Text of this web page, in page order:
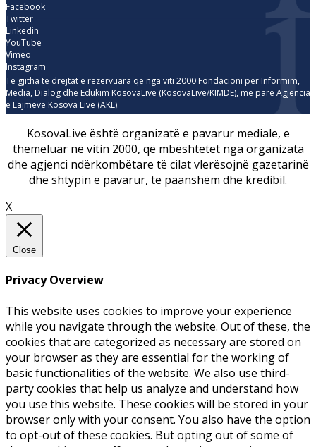
Facebook
Twitter
Linkedin
YouTube
Vimeo
Instagram
Të gjitha të drejtat e rezervuara që nga viti 2000 Fondacioni për Informim,
Media, Dialog dhe Edukim KosovaLive (KosovaLive/KIMDE), më parë Agjencia
e Lajmeve Kosova Live (AKL).
KosovaLive është organizatë e pavarur mediale, e
themeluar në vitin 2000, që mbështetet nga organizata
dhe agjenci ndërkombëtare të cilat vlerësojnë gazetarinë
dhe shtypin e pavarur, të paanshëm dhe kredibil.
X
Close
Privacy Overview
This website uses cookies to improve your experience
while you navigate through the website. Out of these, the
cookies that are categorized as necessary are stored on
your browser as they are essential for the working of
basic functionalities of the website. We also use third-
party cookies that help us analyze and understand how
you use this website. These cookies will be stored in your
browser only with your consent. You also have the option
to opt-out of these cookies. But opting out of some of